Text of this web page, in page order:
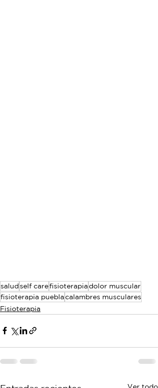
saludself carefisioterapiadolor muscular
fisioterapia pueblacalambres musculares
Fisioterapia
Ver todo